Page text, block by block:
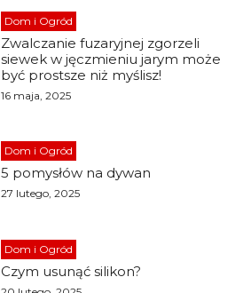
Dom i Ogród
Zwalczanie fuzaryjnej zgorzeli
siewek w jęczmieniu jarym może
być prostsze niż myślisz!
16 maja, 2025
Dom i Ogród
5 pomysłów na dywan
27 lutego, 2025
Dom i Ogród
Czym usunąć silikon?